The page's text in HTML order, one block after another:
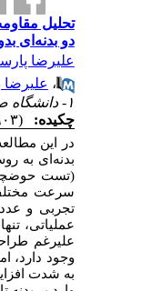
هیدرودینامیکی یک
از نرم افزار استار-
است. تست
روش بیانگر تطابق
شناور تا مقدار
همراه خواهد داشت. همچنین
دستیابی به
در سرعت‌های